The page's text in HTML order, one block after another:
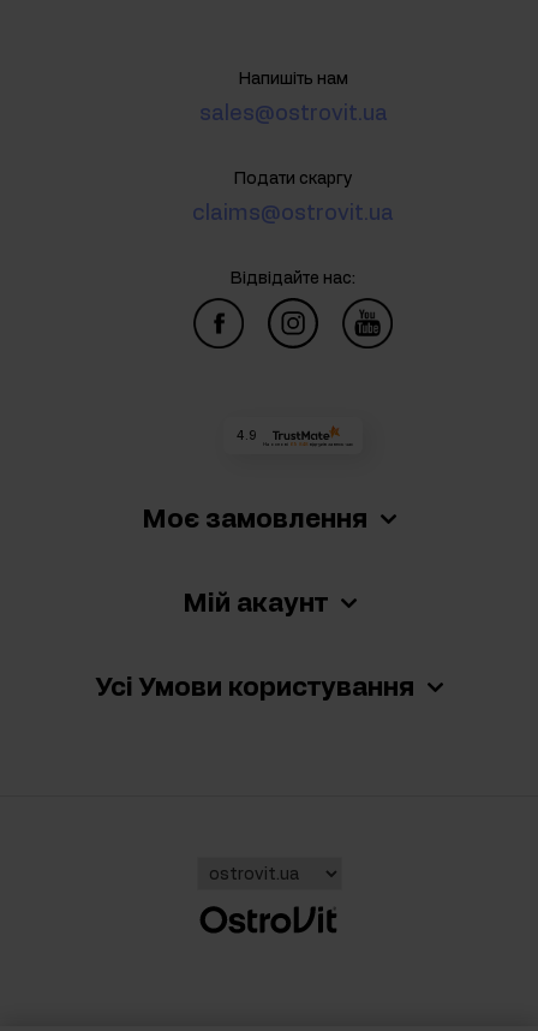
Моє замовлення
Мій акаунт
Усі Умови користування
Напишіть нам
sales@ostrovit.ua
Подати скаргу
claims@ostrovit.ua
Відвідайте нас:
4.9
На основі 69 848 відгуків за весь час